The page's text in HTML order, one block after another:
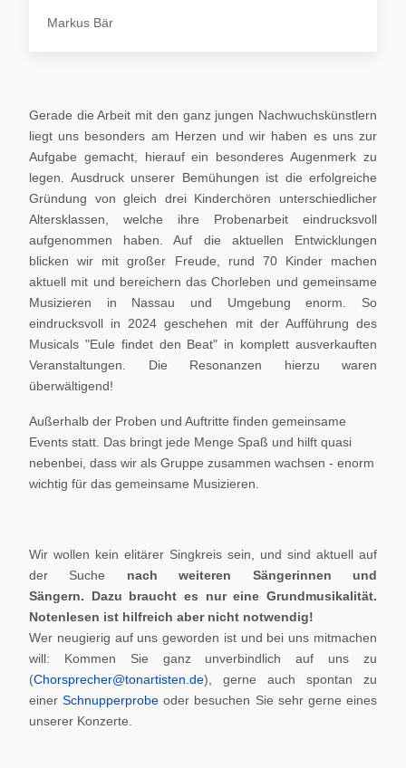
Markus Bär
Gerade die Arbeit mit den ganz jungen Nachwuchskünstlern
liegt uns besonders am Herzen und wir haben es uns zur
Aufgabe gemacht, hierauf ein besonderes Augenmerk zu
legen. Ausdruck unserer Bemühungen ist die erfolgreiche
Gründung von gleich drei Kinderchören unterschiedlicher
Altersklassen, welche ihre Probenarbeit eindrucksvoll
aufgenommen haben. Auf die aktuellen Entwicklungen
blicken wir mit großer Freude, rund 70 Kinder machen
aktuell mit und bereichern das Chorleben und gemeinsame
Musizieren in Nassau und Umgebung enorm. So
eindrucksvoll in 2024 geschehen mit der Aufführung des
Musicals "Eule findet den Beat" in komplett ausverkauften
Veranstaltungen. Die Resonanzen hierzu waren
überwältigend!
Außerhalb der Proben und Auftritte finden gemeinsame
Events statt. Das bringt jede Menge Spaß und hilft quasi
nebenbei, dass wir als Gruppe zusammen wachsen - enorm
wichtig für das gemeinsame Musizieren.
Wir wollen kein elitärer Singkreis sein, und sind aktuell auf
der Suche nach weiteren Sängerinnen und
Sängern. Dazu braucht es nur eine Grundmusikalität.
Notenlesen ist hilfreich aber nicht notwendig!
Wer neugierig auf uns geworden ist und bei uns mitmachen
will: Kommen Sie ganz unverbindlich auf uns zu
(Chorsprecher@tonartisten.de), gerne auch spontan zu
einerSchnupperprobe oder besuchen Sie sehr gerne eines
unserer Konzerte.